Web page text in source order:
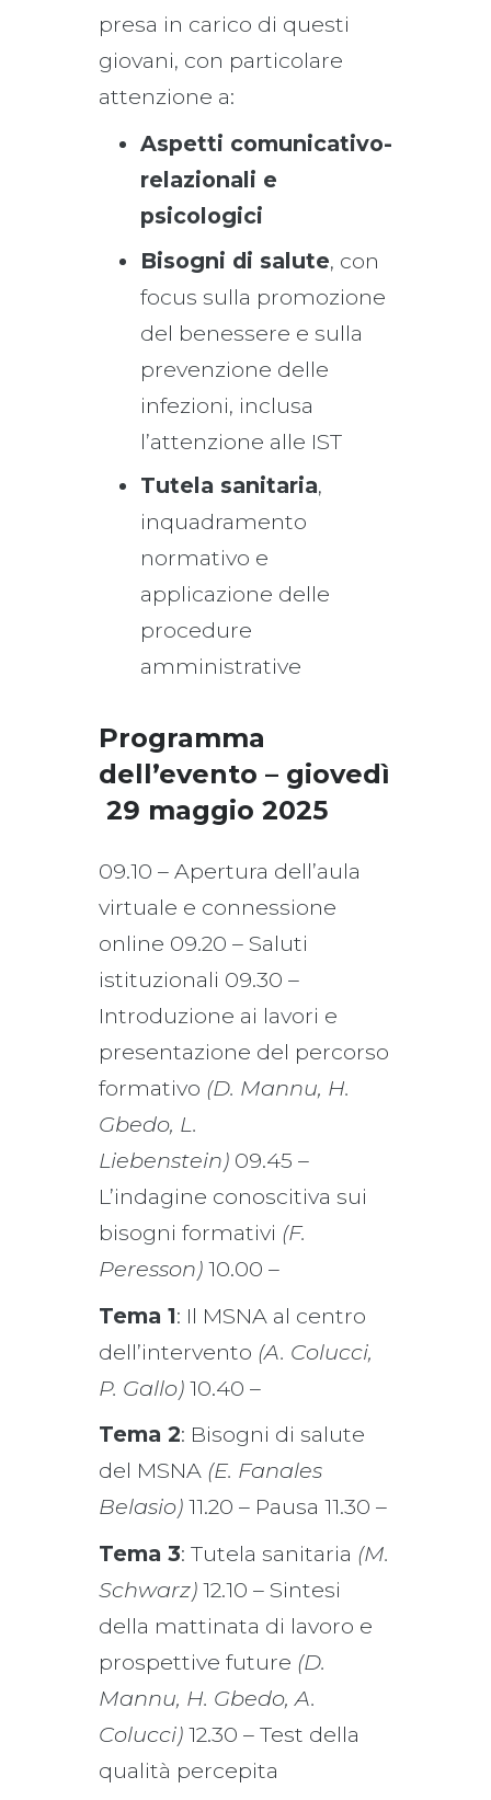
presa in carico di questi
giovani, con particolare
attenzione a:
Aspetti comunicativo-
relazionali e
psicologici
Bisogni di salute, con
focus sulla promozione
del benessere e sulla
prevenzione delle
infezioni, inclusa
l’attenzione alle IST
Tutela sanitaria,
inquadramento
normativo e
applicazione delle
procedure
amministrative
Programma
dell’evento – giovedì
29 maggio 2025
09.10 – Apertura dell’aula
virtuale e connessione
online 09.20 – Saluti
istituzionali 09.30 –
Introduzione ai lavori e
presentazione del percorso
formativo (D. Mannu, H.
Gbedo, L.
Liebenstein) 09.45 –
L’indagine conoscitiva sui
bisogni formativi (F.
Peresson) 10.00 –
Tema 1: Il MSNA al centro
dell’intervento (A. Colucci,
P. Gallo) 10.40 –
Tema 2: Bisogni di salute
del MSNA (E. Fanales
Belasio) 11.20 – Pausa 11.30 –
Tema 3: Tutela sanitaria (M.
Schwarz) 12.10 – Sintesi
della mattinata di lavoro e
prospettive future (D.
Mannu, H. Gbedo, A.
Colucci) 12.30 – Test della
qualità percepita